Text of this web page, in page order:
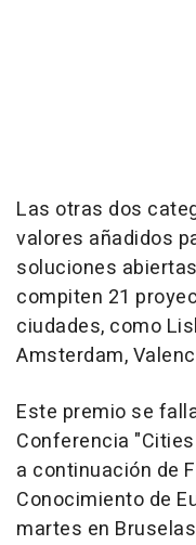
Las otras dos
valores añadidos
soluciones
compiten 21
ciudades, como
Amsterdam,
Este premio se
Conferencia
a continuación de
Conocimiento de
martes en